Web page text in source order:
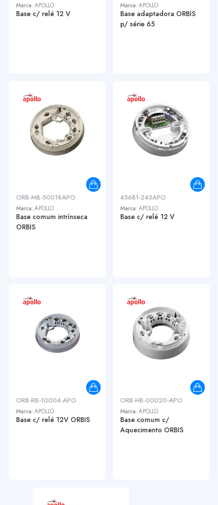
Marca: APOLLO
Base c/ relé 12 V
Marca: APOLLO
Base adaptadora ORBIS
p/ série 65
ORB-MB-50018APO
Marca: APOLLO
Base comum intrínseca
ORBIS
45681-245APO
Marca: APOLLO
Base c/ relé 12 V
ORB-RB-10004-APO
Marca: APOLLO
Base c/ relé 12V ORBIS
ORB-HB-00020-APO
Marca: APOLLO
Base comum c/
Aquecimento ORBIS